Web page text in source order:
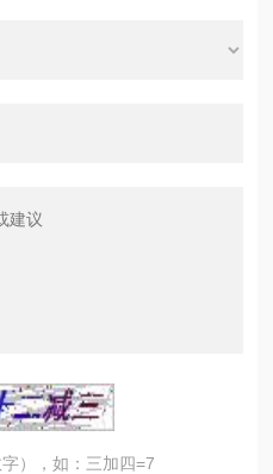
），如：三加四=7